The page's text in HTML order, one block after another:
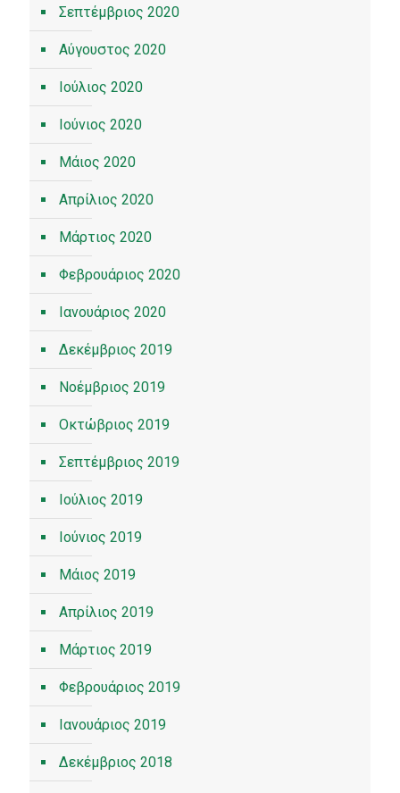
Σεπτέμβριος 2020
Αύγουστος 2020
Ιούλιος 2020
Ιούνιος 2020
Μάιος 2020
Απρίλιος 2020
Μάρτιος 2020
Φεβρουάριος 2020
Ιανουάριος 2020
Δεκέμβριος 2019
Νοέμβριος 2019
Οκτώβριος 2019
Σεπτέμβριος 2019
Ιούλιος 2019
Ιούνιος 2019
Μάιος 2019
Απρίλιος 2019
Μάρτιος 2019
Φεβρουάριος 2019
Ιανουάριος 2019
Δεκέμβριος 2018